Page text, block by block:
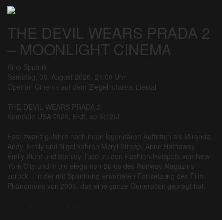
THE DEVIL WEARS PRADA 2
– MOONLIGHT CINEMA
Kino Sputnik
Samstag, 08. August 2026. 21:00 Uhr
Openair Cinema auf dem Ziegelhofareal Liestal
THE DEVIL WEARS PRADA 2
Komödie USA 2026, E/df, ab 6(12)J
Fast zwanzig Jahre nach ihren legendären Auftritten als Miranda,
Andy, Emily und Nigel kehren Meryl Streep, Anne Hathaway,
Emily Blunt und Stanley Tucci zu den Fashion-Hotspots von New
York City und in die eleganten Büros des Runway Magazins
zurück – in der mit Spannung erwarteten Fortsetzung des Film-
Phänomens von 2006, das eine ganze Generation geprägt hat.
-------------------------------